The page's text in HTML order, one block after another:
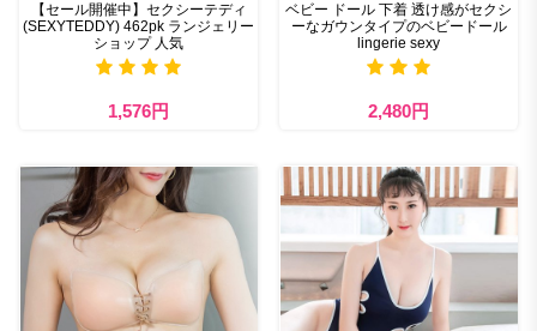
【セール開催中】セクシーテディ
(SEXYTEDDY) 462pk ランジェリー
ショップ 人気
1,576円
ベビー ドール 下着 透け感がセクシ
ーなガウンタイプのベビードール
lingerie sexy
2,480円